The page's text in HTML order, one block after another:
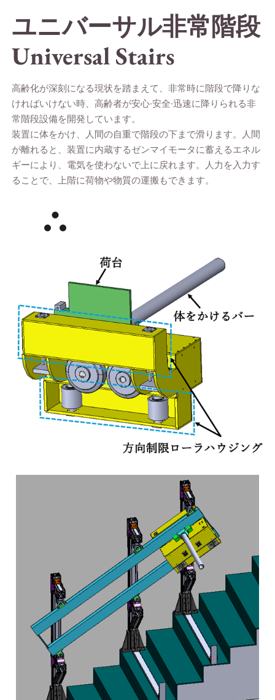
ユニバーサル非常階段
Universal Stairs
高齢化が深刻になる現状を踏まえて、非常時に階段で降りな
ければいけない時、高齢者が安心·安全·迅速に降りられる非
常階段設備を開発しています。
装置に体をかけ、人間の自重で階段の下まで滑ります。人間
が離れると、装置に内蔵するゼンマイモータに蓄えるエネル
ギーにより、電気を使わないで上に戻れます。人力を入力す
ることで、上階に荷物や物質の運搬もできます。